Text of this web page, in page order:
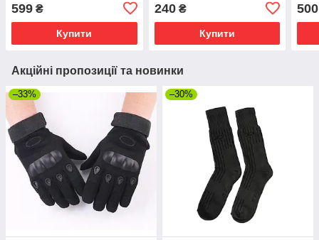
599 ₴
Купити
240₴
Купити
500
Акційні пропозиції та новинки
–33% –30%